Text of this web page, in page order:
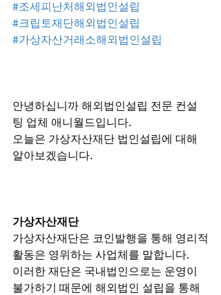
#조세피난처해외법인설립
#크립토재단해외법인설립
#가상자산거래소해외법인설립
안녕하십니까 해외법인설립 전문 컨설
팅 업체 애니월드입니다.
오늘은 가상자산재단 법인설립에 대해
알아보겠습니다.
가상자산재단
가상자산재단은 코인발행을 통해 영리적
활동은 영위하는 사업체를 말합니다.
이러한 재단은 국내법인으로는 운영이
불가하기 때문에 해외법인 설립을 통해